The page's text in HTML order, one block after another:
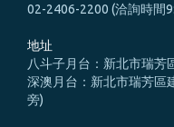
02-2406-2200 (洽詢時間
地址
八斗子月台：新北市瑞芳
深澳月台：新北市瑞芳區
旁)